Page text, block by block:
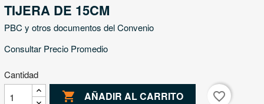
TIJERA DE 15CM
PBC y otros documentos del Convenio
Consultar Precio Promedio
Cantidad
 AÑADIR AL CARRITO favorite_border